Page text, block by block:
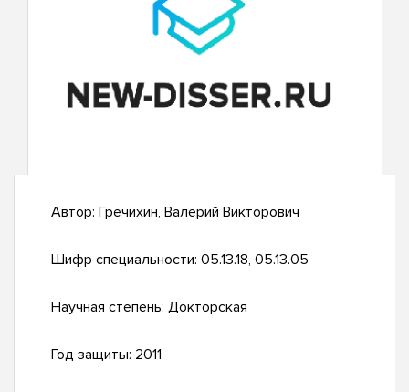
Автор: Гречихин, Валерий Викторович
Шифр специальности: 05.13.18, 05.13.05
Научная степень: Докторская
Год защиты: 2011